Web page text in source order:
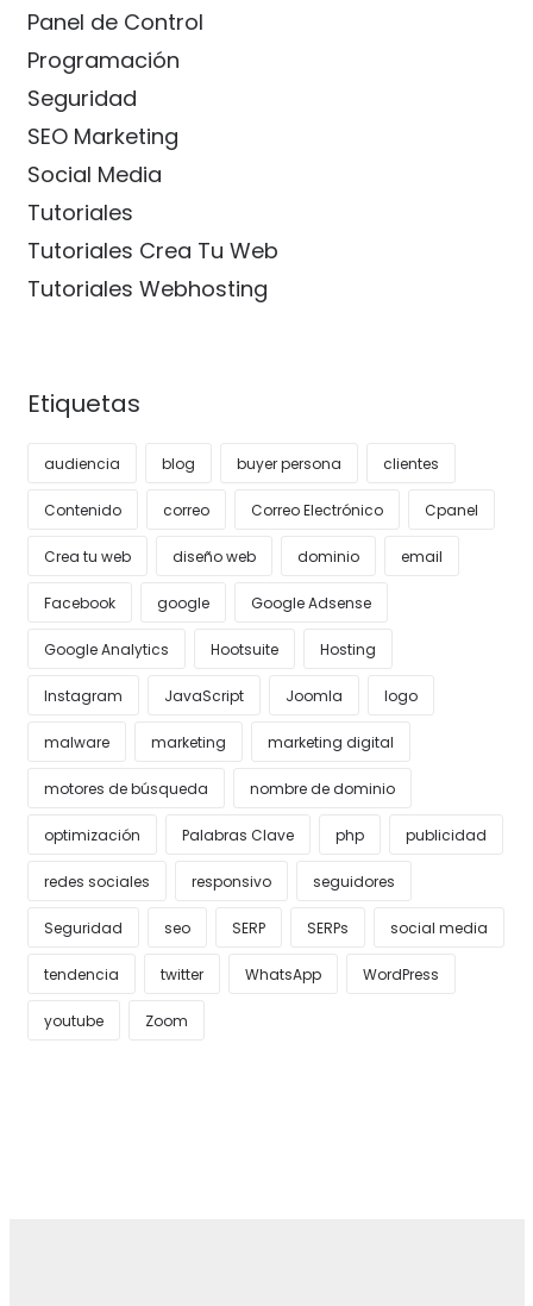
Panel de Control
Programación
Seguridad
SEO Marketing
Social Media
Tutoriales
Tutoriales Crea Tu Web
Tutoriales Webhosting
Etiquetas
audiencia blog buyer persona clientes
Contenido correo Correo Electrónico Cpanel
Crea tu web diseño web dominio email
Facebook google Google Adsense
Google Analytics Hootsuite Hosting
Instagram JavaScript Joomla logo
malware marketing marketing digital
motores de búsqueda nombre de dominio
optimización Palabras Clave php publicidad
redes sociales responsivo seguidores
Seguridad seo SERP SERPs social media
tendencia twitter WhatsApp WordPress
youtube Zoom